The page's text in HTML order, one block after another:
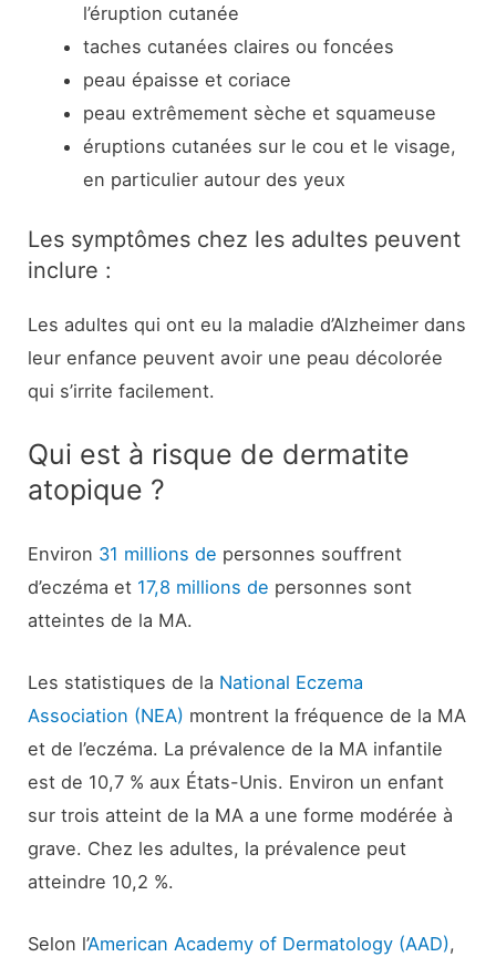
l’éruption cutanée
taches cutanées claires ou foncées
peau épaisse et coriace
peau extrêmement sèche et squameuse
éruptions cutanées sur le cou et le visage,
en particulier autour des yeux
Les symptômes chez les adultes peuvent
inclure :
Les adultes qui ont eu la maladie d’Alzheimer dans
leur enfance peuvent avoir une peau décolorée
qui s’irrite facilement.
Qui est à risque de dermatite
atopique ?
Environ 31 millions de personnes souffrent
d’eczéma et 17,8 millions de personnes sont
atteintes de la MA.
Les statistiques de la National Eczema
Association (NEA) montrent la fréquence de la MA
et de l’eczéma. La prévalence de la MA infantile
est de 10,7 % aux États-Unis. Environ un enfant
sur trois atteint de la MA a une forme modérée à
grave. Chez les adultes, la prévalence peut
atteindre 10,2 %.
Selon l’American Academy of Dermatology (AAD),